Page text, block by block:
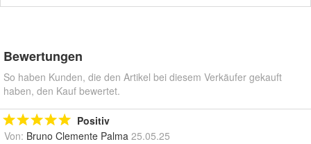
Bewertungen
So haben Kunden, die den Artikel bei diesem Verkäufer gekauft
haben, den Kauf bewertet.
Positiv
Von: Bruno Clemente Palma 25.05.25